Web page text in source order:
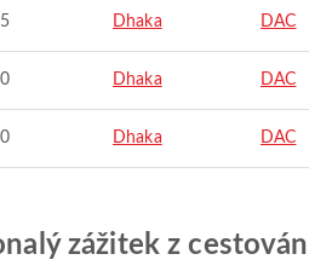
Dhaka DAC
Dhaka DAC
Dhaka DAC
zážitek z